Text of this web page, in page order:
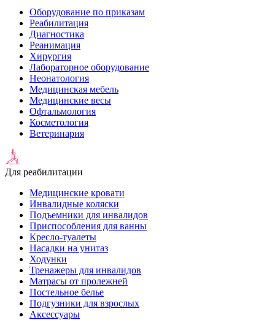
Оборудование по приказам
Реабилитация
Диагностика
Реанимация
Хирургия
Лабораторное оборудование
Неонатология
Медицинская мебель
Медицинские весы
Офтальмология
Косметология
Ветеринария
Для реабилитации
Медицинские кровати
Инвалидные коляски
Подъемники для инвалидов
Приспособления для ванны
Кресло-туалеты
Насадки на унитаз
Ходунки
Тренажеры для инвалидов
Матрасы от пролежней
Постельное белье
Подгузники для взрослых
Аксессуары